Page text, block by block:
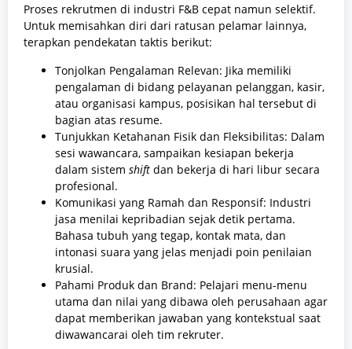
Proses rekrutmen di industri F&B cepat namun selektif.
Untuk memisahkan diri dari ratusan pelamar lainnya,
terapkan pendekatan taktis berikut:
Tonjolkan Pengalaman Relevan: Jika memiliki
pengalaman di bidang pelayanan pelanggan, kasir,
atau organisasi kampus, posisikan hal tersebut di
bagian atas resume.
Tunjukkan Ketahanan Fisik dan Fleksibilitas: Dalam
sesi wawancara, sampaikan kesiapan bekerja
dalam sistem shift dan bekerja di hari libur secara
profesional.
Komunikasi yang Ramah dan Responsif: Industri
jasa menilai kepribadian sejak detik pertama.
Bahasa tubuh yang tegap, kontak mata, dan
intonasi suara yang jelas menjadi poin penilaian
krusial.
Pahami Produk dan Brand: Pelajari menu-menu
utama dan nilai yang dibawa oleh perusahaan agar
dapat memberikan jawaban yang kontekstual saat
diwawancarai oleh tim rekruter.